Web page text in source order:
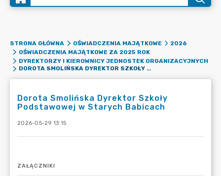
STRONA GŁÓWNA OŚWIADCZENIA MAJĄTKOWE
2026
OŚWIADCZENIA MAJĄTKOWE ZA 2025 ROK
DYREKTORZY I KIEROWNICY JEDNOSTEK ORGANIZACYJNYCH
DOROTA SMOLIŃSKA DYREKTOR SZKOŁY PODSTAWOWEJ W STARYCH BABICACH
Dorota Smolińska Dyrektor Szkoły
Podstawowej w Starych Babicach
2026-05-29 13:15
ZAŁĄCZNIKI